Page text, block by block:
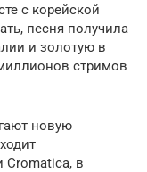
с корейской
песня получила
и золотую в
стримов
новую
Cromatica, в